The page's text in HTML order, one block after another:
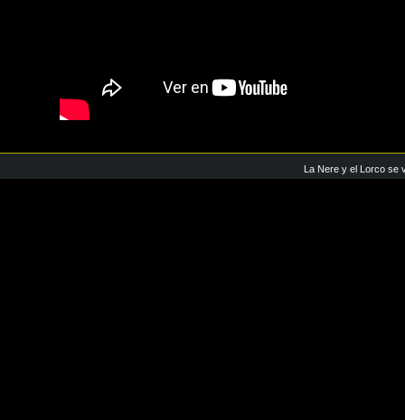
La Nere y el Lorco se